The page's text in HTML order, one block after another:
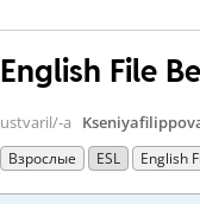
English File
ustvaril/-a
Взрослые ESL English